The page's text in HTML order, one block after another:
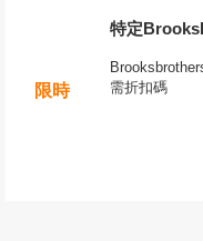
限時
特定
需折扣碼